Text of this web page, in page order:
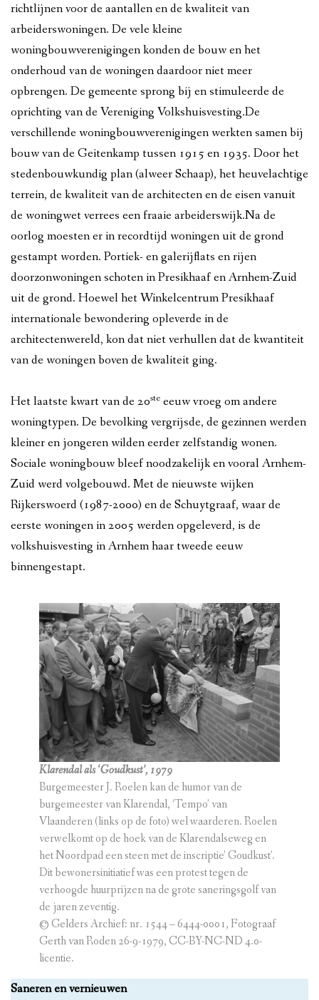
richtlijnen voor de aantallen en de kwaliteit van
arbeiderswoningen. De vele kleine
woningbouwverenigingen konden de bouw en het
onderhoud van de woningen daardoor niet meer
opbrengen. De gemeente sprong bij en stimuleerde de
oprichting van de Vereniging Volkshuisvesting.De
verschillende woningbouwverenigingen werkten samen bij
bouw van de Geitenkamp tussen 1915 en 1935. Door het
stedenbouwkundig plan (alweer Schaap), het heuvelachtige
terrein, de kwaliteit van de architecten en de eisen vanuit
de woningwet verrees een fraaie arbeiderswijk.Na de
oorlog moesten er in recordtijd woningen uit de grond
gestampt worden. Portiek- en galerijflats en rijen
doorzonwoningen schoten in Presikhaaf en Arnhem-Zuid
uit de grond. Hoewel het Winkelcentrum Presikhaaf
internationale bewondering opleverde in de
architectenwereld, kon dat niet verhullen dat de kwantiteit
van de woningen boven de kwaliteit ging.
Het laatste kwart van de 20ste eeuw vroeg om andere
woningtypen. De bevolking vergrijsde, de gezinnen werden
kleiner en jongeren wilden eerder zelfstandig wonen.
Sociale woningbouw bleef noodzakelijk en vooral Arnhem-
Zuid werd volgebouwd. Met de nieuwste wijken
Rijkerswoerd (1987-2000) en de Schuytgraaf, waar de
eerste woningen in 2005 werden opgeleverd, is de
volkshuisvesting in Arnhem haar tweede eeuw
binnengestapt.
Klarendal als ‘Goudkust’, 1979
Burgemeester J. Roelen kan de humor van de
burgemeester van Klarendal, ‘Tempo’ van
Vlaanderen (links op de foto) wel waarderen. Roelen
verwelkomt op de hoek van de Klarendalseweg en
het Noordpad een steen met de inscriptie’ Goudkust’.
Dit bewonersinitiatief was een protest tegen de
verhoogde huurprijzen na de grote saneringsgolf van
de jaren zeventig.
© Gelders Archief: nr. 1544 – 6444-0001, Fotograaf
Gerth van Roden 26-9-1979, CC-BY-NC-ND 4.0-
licentie.
Saneren en vernieuwen